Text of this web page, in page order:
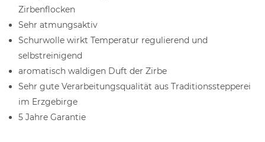
Zirbenflocken
Sehr atmungsaktiv
Schurwolle wirkt Temperatur regulierend und
selbstreinigend
aromatisch waldigen Duft der Zirbe
Sehr gute Verarbeitungsqualität aus Traditionsstepperei
im Erzgebirge
5 Jahre Garantie